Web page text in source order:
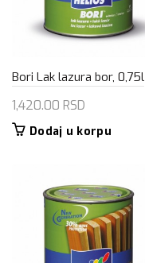
Bori Lak lazura bor, 0,75l
1,420.00 RSD
Dodaj u korpu